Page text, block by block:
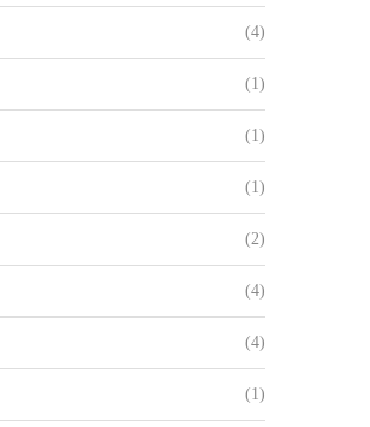
(4)
(1)
(1)
(1)
(2)
(4)
(4)
(1)